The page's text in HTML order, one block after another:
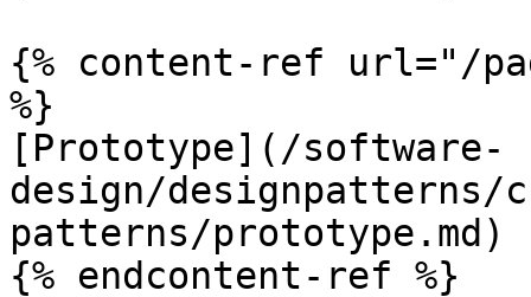
{% content-ref url="/
%}
[Prototype](/software-
design/
patterns/prototype.md)
{% endcontent-ref %}